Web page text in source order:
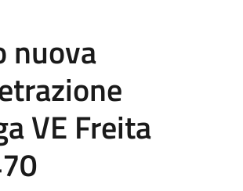
nuova
VE Freita